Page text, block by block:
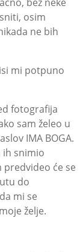
bez neke
osim
ne bih
mi potpuno
fotografija
sam želeo u
IMA BOGA.
ih snimio
predvideo će se
do
mi se
želje.